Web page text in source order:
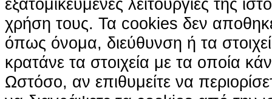
χρήση τους. Τα cookies δεν
όπως όνομα, διεύθυνση ή τα
κρατάνε τα στοιχεία με τα οποία
Ωστόσο, αν επιθυμείτε να